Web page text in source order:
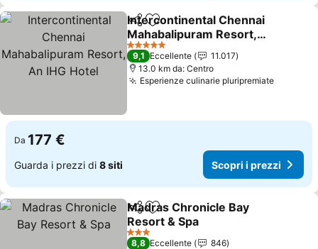
CondividiAggiungi ai preferiti
Intercontinental Chennai
Mahabalipuram Resort,
An IHG Hotel
5 Stelle
9,1 Eccellente
11.017
13.0 km da: Centro
Esperienze culinarie pluripremiate
Da 177 €
Guarda i prezzi di 8 siti Scopri i prezzi
CondividiAggiungi ai preferiti
Madras Chronicle Bay
Resort & Spa
3 Stelle
8,8 Eccellente
846